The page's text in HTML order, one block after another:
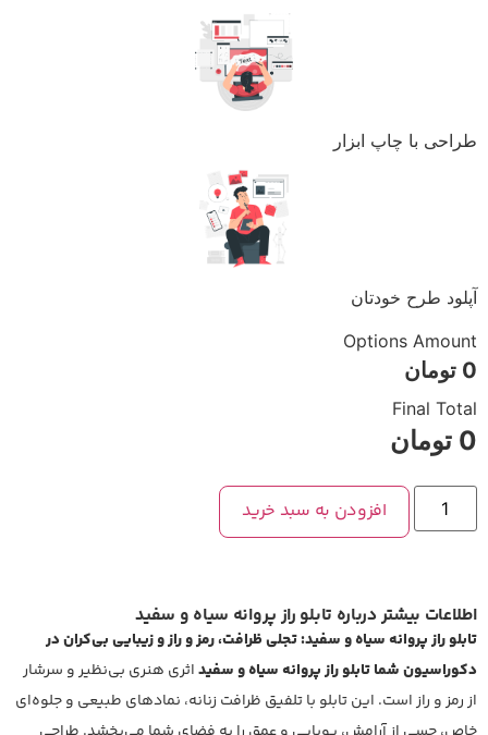
طراحی با چاپ ابزار
آپلود طرح خودتان
Options Amount
0 تومان
Final Total
0 تومان
افزودن به سبد خرید
اطلاعات بیشتر درباره تابلو راز پروانه سیاه و سفید
تابلو راز پروانه سیاه و سفید: تجلی ظرافت، رمز و راز و زیبایی بی‌کران در
دکوراسیون شماتابلو راز پروانه سیاه و سفیداثری هنری بی‌نظیر و سرشار
از رمز و راز است. این تابلو با تلفیق ظرافت زنانه، نمادهای طبیعی و جلوه‌ای